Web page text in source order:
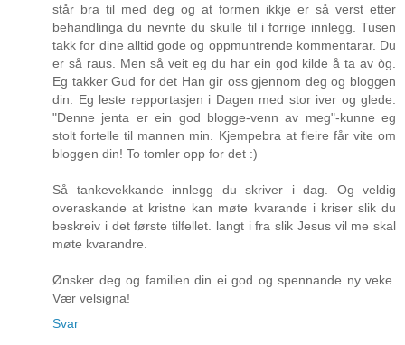
står bra til med deg og at formen ikkje er så verst etter
behandlinga du nevnte du skulle til i forrige innlegg. Tusen
takk for dine alltid gode og oppmuntrende kommentarar. Du
er så raus. Men så veit eg du har ein god kilde å ta av òg.
Eg takker Gud for det Han gir oss gjennom deg og bloggen
din. Eg leste repportasjen i Dagen med stor iver og glede.
"Denne jenta er ein god blogge-venn av meg"-kunne eg
stolt fortelle til mannen min. Kjempebra at fleire får vite om
bloggen din! To tomler opp for det :)
Så tankevekkande innlegg du skriver i dag. Og veldig
overaskande at kristne kan møte kvarande i kriser slik du
beskreiv i det første tilfellet. langt i fra slik Jesus vil me skal
møte kvarandre.
Ønsker deg og familien din ei god og spennande ny veke.
Vær velsigna!
Svar